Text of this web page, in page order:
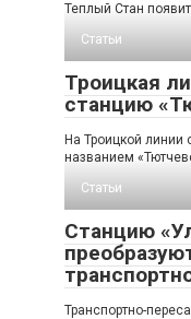
Теплый Стан
Статьи
Троицкая
станцию
На Троицкой линии
названием
Статьи
Станцию
Транспортно-